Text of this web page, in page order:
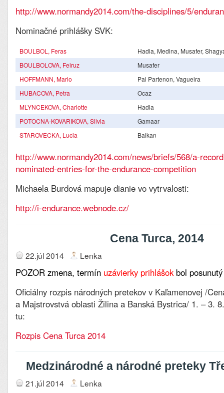
http://www.normandy2014.com/the-disciplines/5/
Nominačné prihlášky SVK:
BOULBOL, Feras
Hadia, Medina, Musafer,
BOULBOLOVA, Feiruz
Musafer
HOFFMANN, Mario
Pal Partenon, Vagueira
HUBACOVA, Petra
Ocaz
MLYNCEKOVA, Charlotte
Hadia
POTOCNA-KOVARIKOVA, Silvia
Gamaar
STAROVECKA, Lucia
Balkan
http://www.normandy2014.com/news/briefs/568/a-
nominated-entries-for-the-endurance-competition
Michaela Burdová mapuje dianie vo vytrvalosti:
http://i-endurance.webnode.cz/
Cena Turca, 2014
22.júl 2014 Lenka
POZOR zmena, termín uzávierky prihlášokbol
Oficiálny rozpis národných pretekov v Kaľamenovej /
a Majstrovstvá oblasti Žilina a Banská Bystrica/ 1. – 3.
tu:
Rozpis Cena Turca 2014
Medzinárodné a národné preteky
21.júl 2014 Lenka